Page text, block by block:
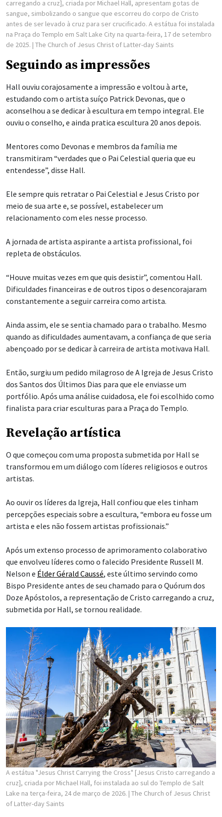
carregando a cruz], criada por Michael Hall, apresentam gotas de
sangue, simbolizando o sangue que escorreu do corpo de Cristo
antes de ser levado à cruz para ser crucificado. A estátua foi instalada
na Praça do Templo em Salt Lake City na quarta-feira, 17 de setembro
de 2025. | The Church of Jesus Christ of Latter-day Saints
Seguindo as impressões
Hall ouviu corajosamente a impressão e voltou à arte,
estudando com o artista suíço Patrick Devonas, que o
aconselhou a se dedicar à escultura em tempo integral. Ele
ouviu o conselho, e ainda pratica escultura 20 anos depois.
Mentores como Devonas e membros da família me
transmitiram “verdades que o Pai Celestial queria que eu
entendesse”, disse Hall.
Ele sempre quis retratar o Pai Celestial e Jesus Cristo por
meio de sua arte e, se possível, estabelecer um
relacionamento com eles nesse processo.
A jornada de artista aspirante a artista profissional, foi
repleta de obstáculos.
“Houve muitas vezes em que quis desistir”, comentou Hall.
Dificuldades financeiras e de outros tipos o desencorajaram
constantemente a seguir carreira como artista.
Ainda assim, ele se sentia chamado para o trabalho. Mesmo
quando as dificuldades aumentavam, a confiança de que seria
abençoado por se dedicar à carreira de artista motivava Hall.
Então, surgiu um pedido milagroso de A Igreja de Jesus Cristo
dos Santos dos Últimos Dias para que ele enviasse um
portfólio. Após uma análise cuidadosa, ele foi escolhido como
finalista para criar esculturas para a Praça do Templo.
Revelação artística
O que começou com uma proposta submetida por Hall se
transformou em um diálogo com líderes religiosos e outros
artistas.
Ao ouvir os líderes da Igreja, Hall confiou que eles tinham
percepções especiais sobre a escultura, “embora eu fosse um
artista e eles não fossem artistas profissionais.”
Após um extenso processo de aprimoramento colaborativo
que envolveu líderes como o falecido Presidente Russell M.
Nelson e Élder Gérald Caussé, este último servindo como
Bispo Presidente antes de seu chamado para o Quórum dos
Doze Apóstolos, a representação de Cristo carregando a cruz,
submetida por Hall, se tornou realidade.
A estátua "Jesus Christ Carrying the Cross" [Jesus Cristo carregando a
cruz], criada por Michael Hall, foi instalada ao sul do Templo de Salt
Lake na terça-feira, 24 de março de 2026. | The Church of Jesus Christ
of Latter-day Saints